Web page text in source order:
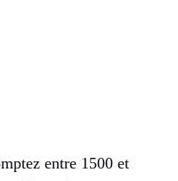
entre 1500 et